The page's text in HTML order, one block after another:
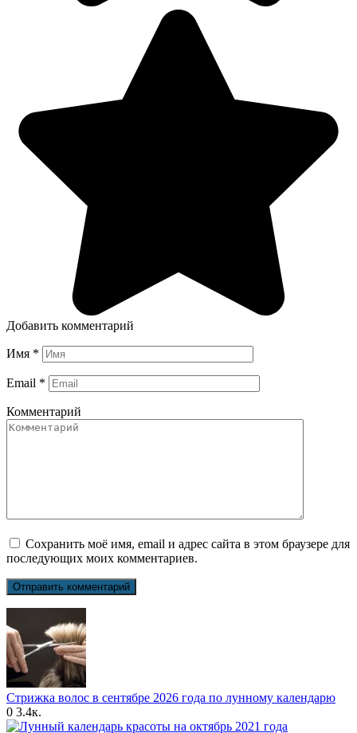
Добавить комментарий
Имя *
Email *
Комментарий
Сохранить моё имя, email и адрес сайта в этом браузере для
последующих моих комментариев.
Стрижка волос в сентябре 2026 года по лунному календарю
0 3.4к.